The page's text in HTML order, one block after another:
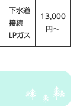
下水道
接続
LPガス
13,000
円〜